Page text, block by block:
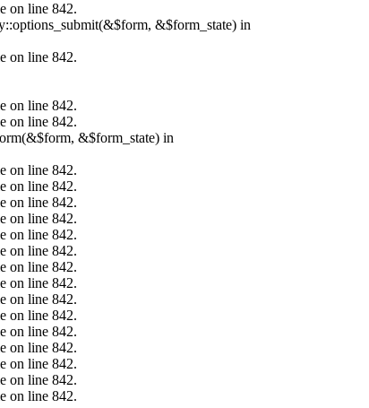
on line 842.
&$form_state) in
on line 842.
on line 842.
on line 842.
&$form_state) in
on line 842.
on line 842.
on line 842.
on line 842.
on line 842.
on line 842.
on line 842.
on line 842.
on line 842.
on line 842.
on line 842.
on line 842.
on line 842.
on line 842.
on line 842.